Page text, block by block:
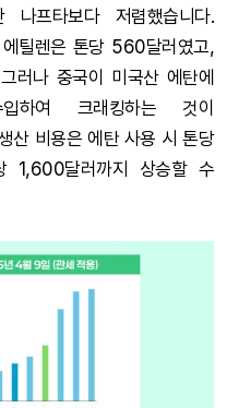
프타보다 저렴했습니다.
틸렌은 톤당 560달러였고,
러나 중국이 미국산 에탄에
하여 크래킹하는 것이
산 비용은 에탄 사용 시 톤당
1,600달러까지 상승할 수